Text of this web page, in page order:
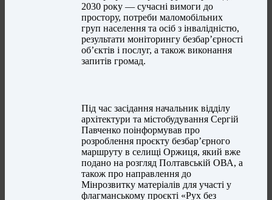
2030 року — сучасні вимоги до
простору, потреби маломобільних
груп населення та осіб з інвалідністю,
результати моніторингу безбар’єрності
об’єктів і послуг, а також виконання
запитів громад.
Під час засідання начальник відділу
архітектури та містобудування Сергій
Павченко поінформував про
розроблення проєкту безбар’єрного
маршруту в селищі Оржиця, який вже
подано на розгляд Полтавській ОВА, а
також про направлення до
Мінрозвитку матеріалів для участі у
флагманському проєкті «Рух без